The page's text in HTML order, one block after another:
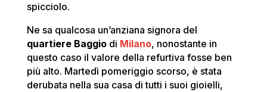
spicciolo.
Ne sa qualcosa un’anziana signora del
quartiere Baggio di Milano, nonostante in
questo caso il valore della refurtiva fosse ben
più alto. Martedì pomeriggio scorso, è stata
derubata nella sua casa di tutti i suoi gioielli,